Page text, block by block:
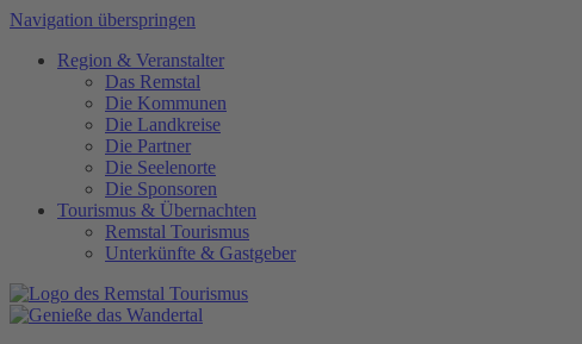
Navigation überspringen
Region & Veranstalter
Das Remstal
Die Kommunen
Die Landkreise
Die Partner
Die Seelenorte
Die Sponsoren
Tourismus & Übernachten
Remstal Tourismus
Unterkünfte & Gastgeber